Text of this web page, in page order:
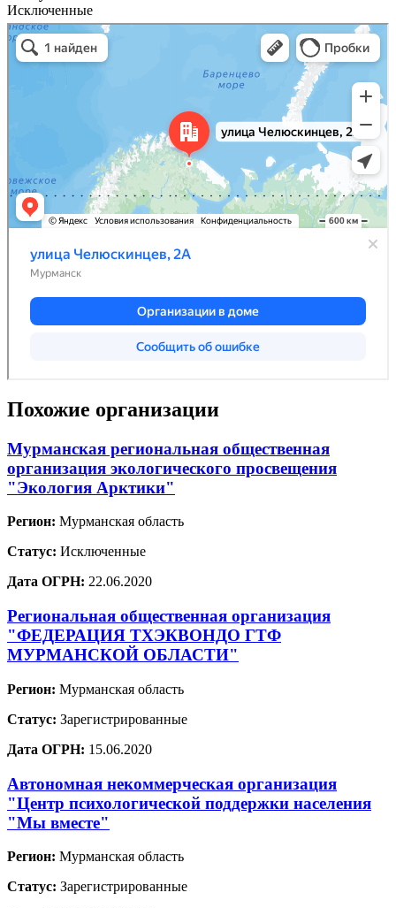
Исключенные
Похожие организации
Мурманская региональная общественная
организация экологического просвещения
"Экология Арктики"
Регион: Мурманская область
Статус: Исключенные
Дата ОГРН: 22.06.2020
Региональная общественная организация
"ФЕДЕРАЦИЯ ТХЭКВОНДО ГТФ
МУРМАНСКОЙ ОБЛАСТИ"
Регион: Мурманская область
Статус: Зарегистрированные
Дата ОГРН: 15.06.2020
Автономная некоммерческая организация
"Центр психологической поддержки населения
"Мы вместе"
Регион: Мурманская область
Статус: Зарегистрированные